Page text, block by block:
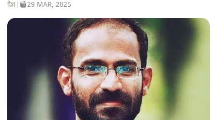
देश 29 MAR, 2025